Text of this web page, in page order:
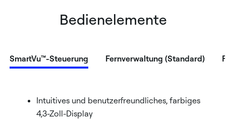
Bedienelemente
SmartVu™-Steuerung Fernverwaltung (Standard)
Intuitives und benutzerfreundliches, farbiges
4,3-Zoll-Display